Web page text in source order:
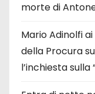
morte di
Mario Adinolfi
della Procura
l’inchiesta